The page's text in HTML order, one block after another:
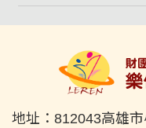
地址： 812043高雄